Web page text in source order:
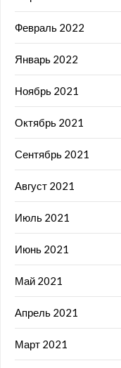
Февраль 2022
Январь 2022
Ноябрь 2021
Октябрь 2021
Сентябрь 2021
Август 2021
Июль 2021
Июнь 2021
Май 2021
Апрель 2021
Март 2021